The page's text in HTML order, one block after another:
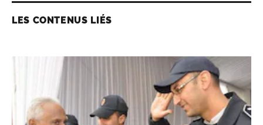
LES CONTENUS LIÉS